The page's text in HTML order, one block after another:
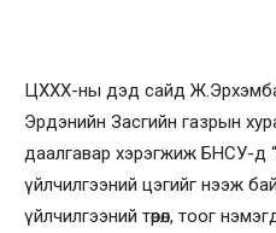
ЦХХХ-ны дэд сайд
Эрдэнийн Засгийн газрын
даалгавар хэрэгжиж БНСУ-д
үйлчилгээний цэгийг нээж
үйлчилгээний төрөл, тоог